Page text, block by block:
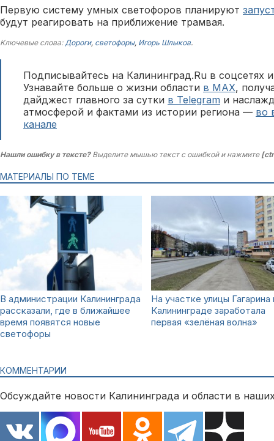
Первую систему умных светофоров планируют
будут реагировать на приближение трамвая.
Ключевые слова:Дороги, светофоры, Игорь Шлыков.
Подписывайтесь на Калининград.Ru в соцсетях
Узнавайте больше о жизни области в MAX,
дайджест главного за сутки в Telegram и
атмосферой и фактами из истории региона — во
канале
Нашли ошибку в тексте?Выделите мышью текст с ошибкой и нажмите
МАТЕРИАЛЫ ПО ТЕМЕ
В администрации Калининграда
рассказали, где в ближайшее
время появятся новые
светофоры
На участке улицы Гагарина
Калининграде заработала
первая «зелёная волна»
КОММЕНТАРИИ
Обсуждайте новости Калининграда и области в